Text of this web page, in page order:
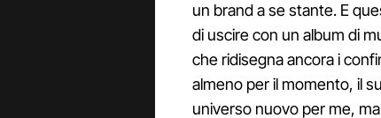
un brand a se stante. E
di uscire con un album di
che ridisegna ancora i
almeno per il momento, il
universo nuovo per me,